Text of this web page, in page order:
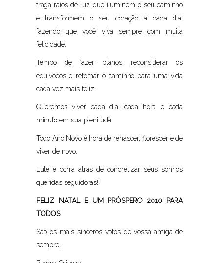
traga raios de luz que iluminem o seu caminho
e transformem o seu coração a cada dia,
fazendo que você viva sempre com muita
felicidade.
Tempo de fazer planos, reconsiderar os
equívocos e retomar o caminho para uma vida
cada vez mais feliz.
Queremos viver cada dia, cada hora e cada
minuto em sua plenitude!
Todo Ano Novo é hora de renascer, florescer e de
viver de novo.
Lute e corra atrás de concretizar seus sonhos
queridas seguidoras!!
FELIZ NATAL E UM PRÓSPERO 2010 PARA
TODOS!
São os mais sinceros votos de vossa amiga de
sempre;